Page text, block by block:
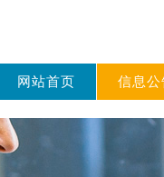
网站首页 信息公